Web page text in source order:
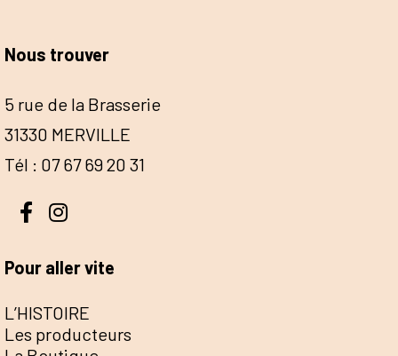
Nous trouver
5 rue de la Brasserie
31330 MERVILLE
Tél : 07 67 69 20 31
Pour aller vite
L’HISTOIRE
Les producteurs